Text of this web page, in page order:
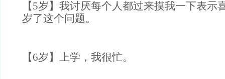
【5岁】我讨厌每个人都过来摸我一下表示
岁了这个问题。
【6岁】上学，我很忙。